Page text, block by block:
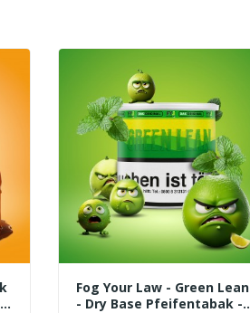
Fog Your Law - Green Lean
- Dry Base Pfeifentabak -